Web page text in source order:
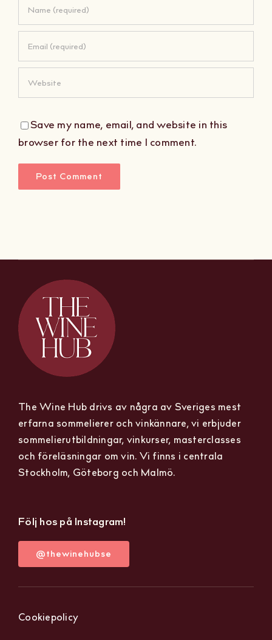
Save my name, email, and website in this
browser for the next time I comment.
The Wine Hub drivs av några av Sveriges mest
erfarna sommelierer och vinkännare, vi erbjuder
sommelierutbildningar, vinkurser, masterclasses
och föreläsningar om vin. Vi finns i centrala
Stockholm, Göteborg och Malmö.
Följ hos på Instagram!
@thewinehubse
Cookiepolicy